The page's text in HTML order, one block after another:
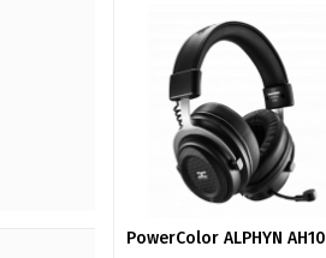
PowerColor ALPHYN AH10